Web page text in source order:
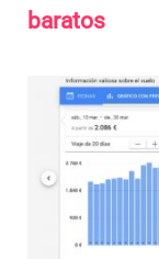
baratos